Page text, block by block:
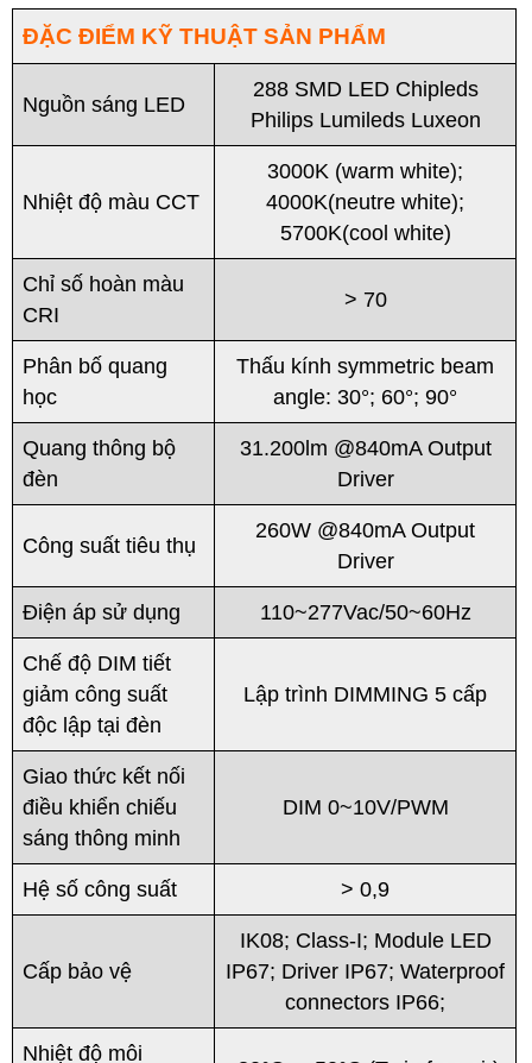
ĐẶC ĐIỂM KỸ THUẬT SẢN PHẨM
Nguồn sáng LED
288 SMD LED Chipleds
Philips Lumileds Luxeon
Nhiệt độ màu CCT
3000K (warm white);
4000K(neutre white);
5700K(cool white)
Chỉ số hoàn màu
CRI
> 70
Phân bố quang
học
Thấu kính symmetric beam
angle: 30°; 60°; 90°
Quang thông bộ
đèn
31.200lm @840mA Output
Driver
Công suất tiêu thụ
260W @840mA Output
Driver
Điện áp sử dụng 110~277Vac/50~60Hz
Chế độ DIM tiết
giảm công suất
độc lập tại đèn
Lập trình DIMMING 5 cấp
Giao thức kết nối
điều khiển chiếu
sáng thông minh
DIM 0~10V/PWM
Hệ số công suất > 0,9
Cấp bảo vệ
IK08; Class-I; Module LED
IP67; Driver IP67; Waterproof
connectors IP66;
Nhiệt độ môi